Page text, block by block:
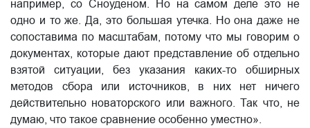
например, со Сноуденом. Но на самом деле это не
одно и то же. Да, это большая утечка. Но она даже не
сопоставима по масштабам, потому что мы говорим о
документах, которые дают представление об отдельно
взятой ситуации, без указания каких-то обширных
методов сбора или источников, в них нет ничего
действительно новаторского или важного. Так что, не
думаю, что такое сравнение особенно уместно».